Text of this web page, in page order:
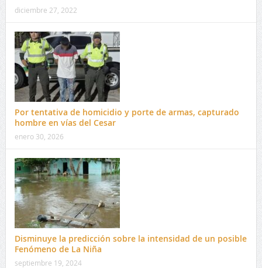
diciembre 27, 2022
Por tentativa de homicidio y porte de armas, capturado
hombre en vías del Cesar
enero 30, 2026
Disminuye la predicción sobre la intensidad de un posible
Fenómeno de La Niña
septiembre 19, 2024